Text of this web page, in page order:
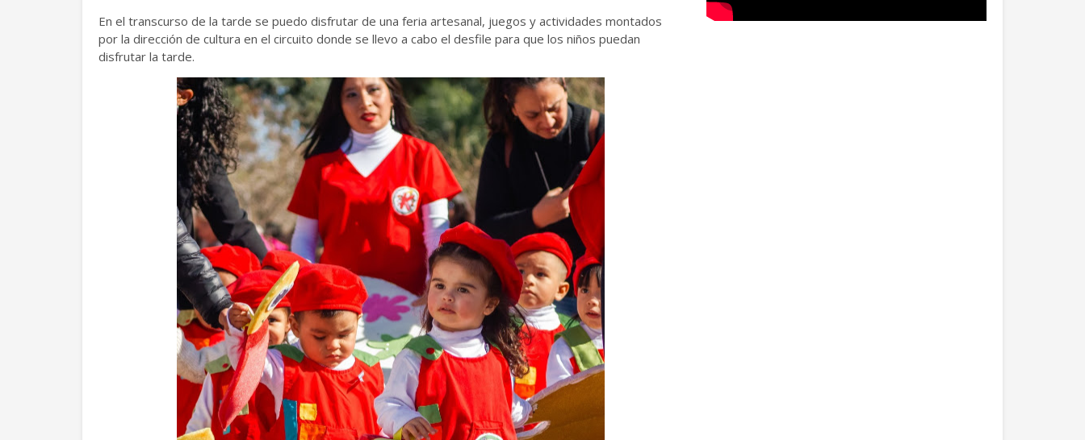
En el transcurso de la tarde se puedo disfrutar de una feria artesanal, juegos y actividades montados
por la dirección de cultura en el circuito donde se llevo a cabo el desfile para que los niños puedan
disfrutar la tarde.